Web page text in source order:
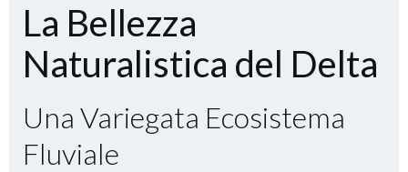
La Bellezza
Naturalistica del Delta
Una Variegata Ecosistema
Fluviale